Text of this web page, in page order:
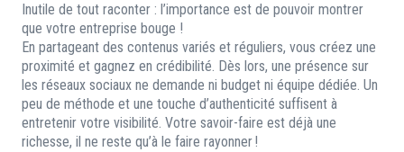
Inutile de tout raconter : l’importance est de pouvoir montrer
que votre entreprise bouge !
En partageant des contenus variés et réguliers, vous créez une
proximité et gagnez en crédibilité. Dès lors, une présence sur
les réseaux sociaux ne demande ni budget ni équipe dédiée. Un
peu de méthode et une touche d’authenticité suffisent à
entretenir votre visibilité. Votre savoir-faire est déjà une
richesse, il ne reste qu’à le faire rayonner !